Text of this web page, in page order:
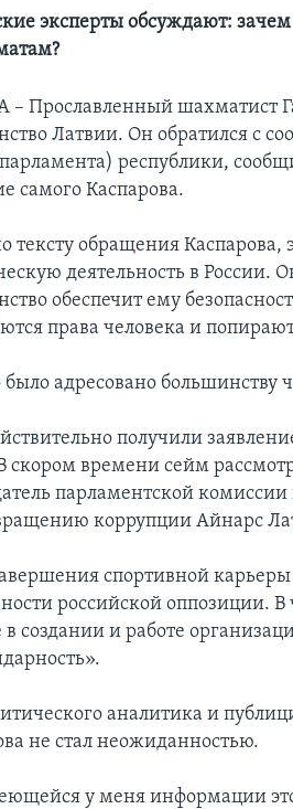
эксперты обсуждают:
Прославленный шахматист
Латвии. Он обратился с
республики,
самого Каспарова.
тексту обращения Каспарова,
деятельность в России.
обеспечит ему
права человека и
адресовано большинству
получили
скором времени сейм
парламентской
коррупции Айнарс
спортивной карьеры
российской оппозиции.
в создании и работе
аналитика и
не стал неожиданностью.
у меня информации